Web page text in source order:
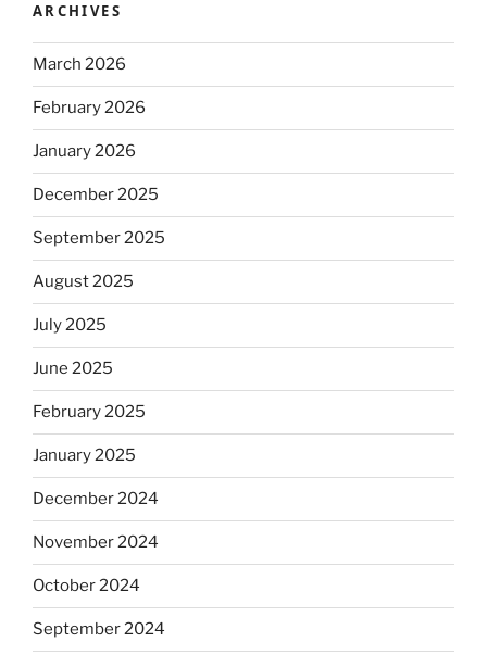
ARCHIVES
March 2026
February 2026
January 2026
December 2025
September 2025
August 2025
July 2025
June 2025
February 2025
January 2025
December 2024
November 2024
October 2024
September 2024